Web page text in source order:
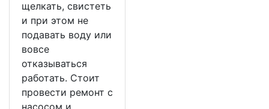
щелкать, свистеть
и при этом не
подавать воду или
вовсе
отказываться
работать. Стоит
провести ремонт с
насосом и